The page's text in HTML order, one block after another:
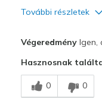
További részletek
Breathe Well
Comfortable
VégeredményIgen,
Hasznosnak
0 0